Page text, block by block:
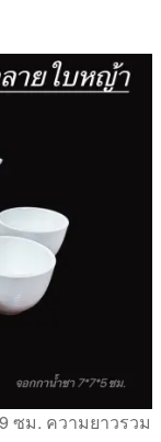
ซม. ความยาวรวม